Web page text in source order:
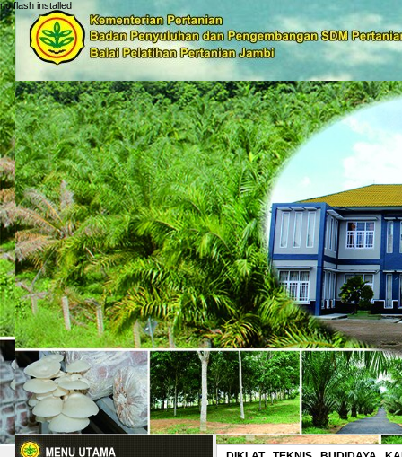
no flash installed